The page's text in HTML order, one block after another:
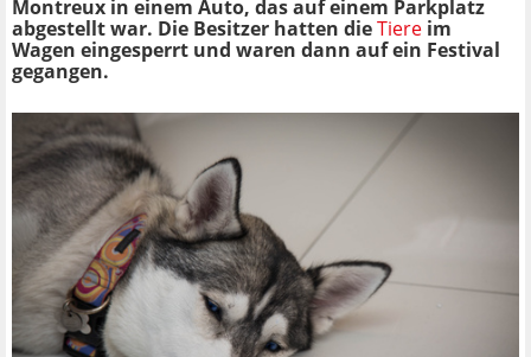
Montreux in einem Auto, das auf einem Parkplatz
abgestellt war. Die Besitzer hatten dieTiere im
Wagen eingesperrt und waren dann auf ein Festival
gegangen.